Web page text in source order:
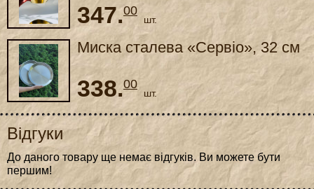
347.00
шт.
Миска сталева «Сервіо», 32 см
338.00
шт.
Відгуки
До даного товару ще немає відгуків. Ви можете бути
першим!